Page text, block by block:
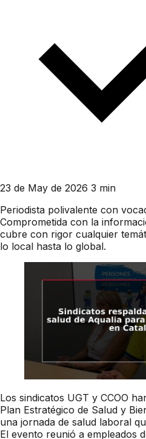
23 de May de 2026 3 min
Periodista polivalente con
Comprometida con la
cubre con rigor cualquier
lo local hasta lo global.
Los sindicatos UGT y CCOO
Plan Estratégico de Salud y
una jornada de salud laboral
El evento reunió a empleados